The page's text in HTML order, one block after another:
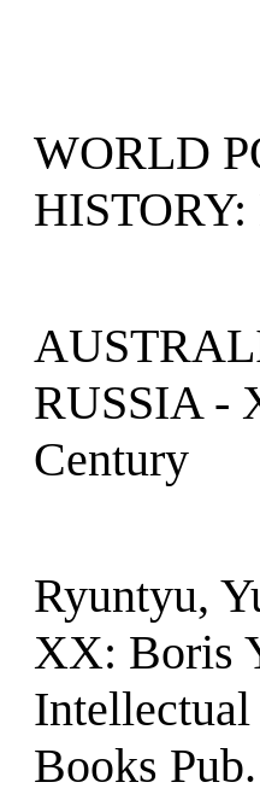
WORLD
RUSSIA -
Century
Ryuntyu,
XX: Boris
Books